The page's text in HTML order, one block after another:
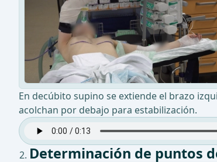
En decúbito supino se extiende el brazo
acolchan por debajo para estabilización.
Determinación de puntos